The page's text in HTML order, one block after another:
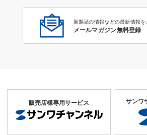
新製品の情報などの最新情報
メールマガジン無料登録
販売店様専用サービス サンワ